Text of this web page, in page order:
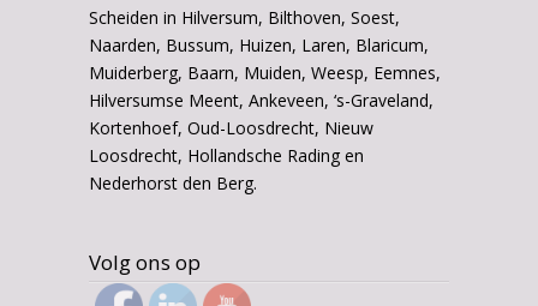
Scheiden in Hilversum, Bilthoven, Soest,
Naarden, Bussum, Huizen, Laren, Blaricum,
Muiderberg, Baarn, Muiden, Weesp, Eemnes,
Hilversumse Meent, Ankeveen, ‘s-Graveland,
Kortenhoef, Oud-Loosdrecht, Nieuw
Loosdrecht, Hollandsche Rading en
Nederhorst den Berg.
Volg ons op